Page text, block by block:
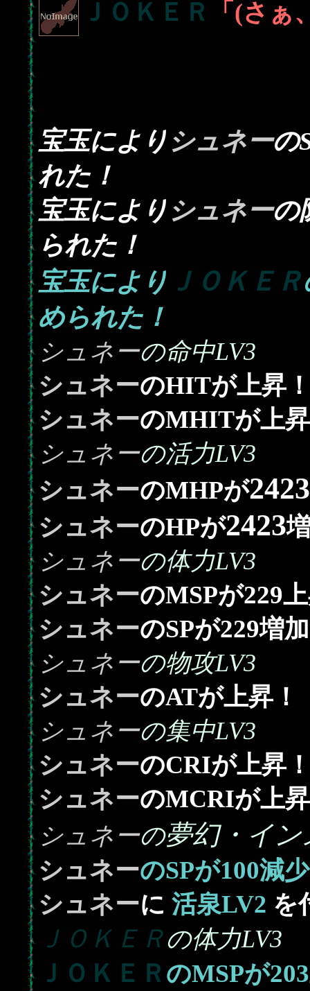
ＪＯＫＥＲ 「(さ
宝玉により シュネーの
れた！
宝玉により シュネーの
られた！
宝玉により ＪＯＫＥＲ
められた！
シュネーの命中LV3
シュネーのHITが上昇
シュネーのMHITが上
シュネーの活力LV3
シュネーのMHPが2423
シュネーのHPが2423
シュネーの体力LV3
シュネーのMSPが229
シュネーのSPが229増
シュネーの物攻LV3
シュネーのATが上昇！
シュネーの集中LV3
シュネーのCRIが上昇
シュネーのMCRIが上
シュネーの夢幻・イ
シュネーのSPが100減
シュネーに 活泉LV2 を
ＪＯＫＥＲの体力LV3
ＪＯＫＥＲ のMSPが203